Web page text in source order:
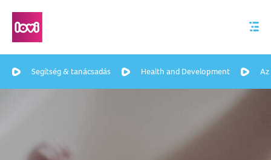
Segítség & tanácsadás Health and Development